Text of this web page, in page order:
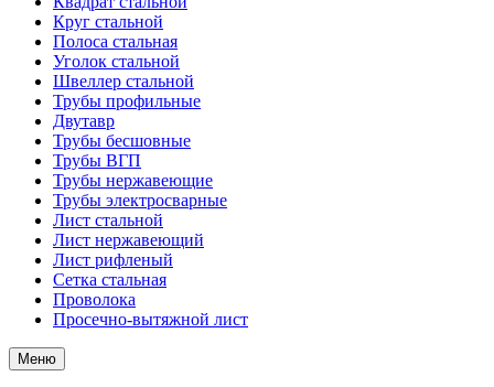
Круг стальной
Полоса стальная
Уголок стальной
Швеллер стальной
Трубы профильные
Двутавр
Трубы бесшовные
Трубы ВГП
Трубы нержавеющие
Трубы электросварные
Лист стальной
Лист нержавеющий
Лист рифленый
Сетка стальная
Проволока
Просечно-вытяжной лист
Меню